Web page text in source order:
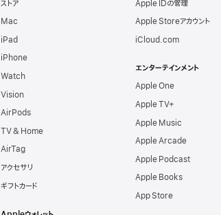
e
ストア
Mac
iPad
iPhone
Watch
Vision
AirPods
TV & Home
AirTag
アクセサリ
ギフトカード
Apple IDの管理
Apple Storeアカウント
iCloud.com
エンターテインメント
Apple One
Apple TV+
Apple Music
Apple Arcade
Apple Podcast
Apple Books
App Store